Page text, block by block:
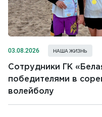
03.08.2026 НАША ЖИЗНЬ
Сотрудники ГК
победителями в
волейболу